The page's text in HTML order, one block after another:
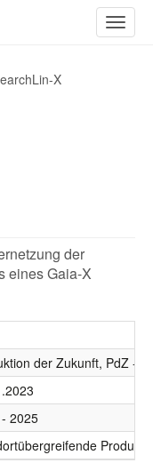
ein-/
X
der
eines Gaia-X
der Zukunft, PdZ -
2025